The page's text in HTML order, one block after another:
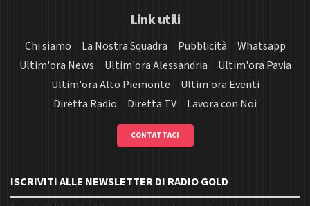
Link utili
Chi siamo La Nostra Squadra Pubblicità
Whatsapp
Ultim'ora News
Ultim'ora Alessandria
Ultim'ora Pavia
Ultim'ora Alto Piemonte
Ultim'ora Eventi
Diretta Radio
Diretta TV Lavora con Noi
CONTATTACI
ISCRIVITI ALLE NEWSLETTER DI RADIO GOLD